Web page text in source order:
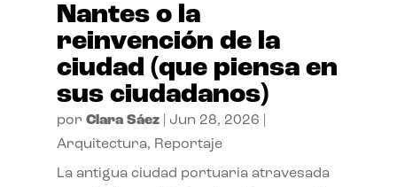
Nantes o la
reinvención de la
ciudad (que piensa en
sus ciudadanos)
por Clara Sáez| Jun 28, 2026
Arquitectura, Reportaje
La antigua ciudad portuaria atravesada